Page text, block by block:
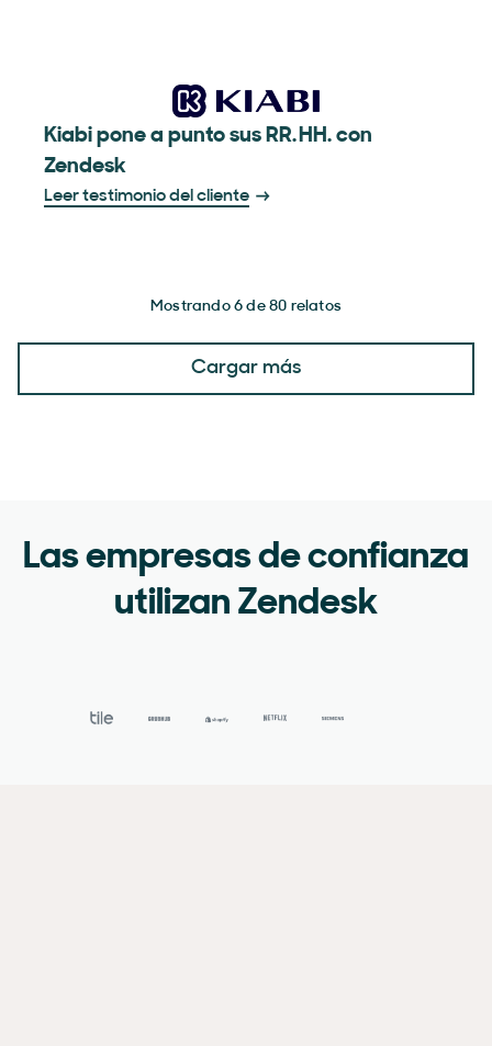
Kiabi pone a punto sus RR. HH. con
Zendesk
Leer testimonio del cliente
Mostrando 6 de 80 relatos
Cargar más
Las empresas de confianza
utilizan Zendesk